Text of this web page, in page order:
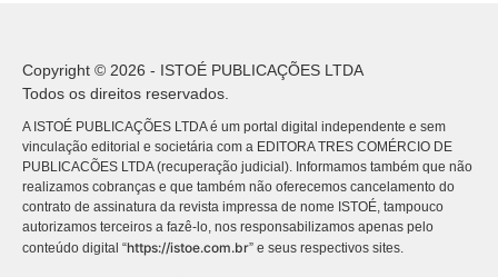
Copyright © 2026 - ISTOÉ PUBLICAÇÕES LTDA
Todos os direitos reservados.
A ISTOÉ PUBLICAÇÕES LTDA é um portal digital independente e sem
vinculação editorial e societária com a EDITORA TRES COMÉRCIO DE
PUBLICACÕES LTDA (recuperação judicial). Informamos também que não
realizamos cobranças e que também não oferecemos cancelamento do
contrato de assinatura da revista impressa de nome ISTOÉ, tampouco
autorizamos terceiros a fazê-lo, nos responsabilizamos apenas pelo
conteúdo digital “https://istoe.com.br” e seus respectivos sites.